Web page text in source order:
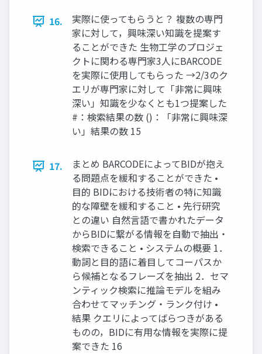
16.
実際に使ってもらうと？ 複数の専門
家に対して，興味深い知識を提案す
ることができた 生物工学のプロジェ
クトに関わる専門家3人にBARCODE
を実際に使用してもらった →2/3のク
エリが専門家に対して「非常に興味
深い」知識を少なくとも1つ提案した
#：検索結果の数 ()：「非常に興味深
い」結果の数 15
17.
まとめ BARCODEによってBIDが抱え
る問題点を緩和することができた •
目的 BIDにおける技術者の特に知識
的な障壁を緩和すること • 先行研究
との違い 自然言語で書かれたデータ
からBIDに繋がる情報を自動で抽出・
検索できること • システムの概要 1．
動詞と目的語に着目してコーパスか
ら候補となるフレーズを抽出 2．セマ
ンティック検索に推論モデルを組み
合わせてマッチング・ランク付け •
結果 クエリによってばらつきがある
ものの，BIDに有用な情報を実際に提
案できた 16